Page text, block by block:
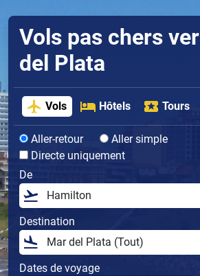
Vols pas chers
del Plata
Vols Hôtels Tours
Aller-retour
Aller simple
Directe uniquement
De
Destination
Dates de voyage